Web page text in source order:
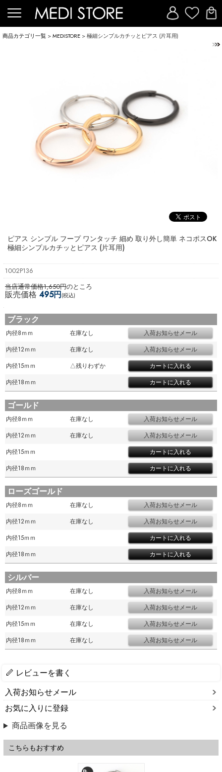
商品カテゴリ一覧 >MEDISTORE > 極細シンプルカチッとピアス (片耳用)
ピアス シンプル フープ ワンタッチ 細め 取り外し簡単 ネコポスOK
極細シンプルカチッとピアス (片耳用)
1002P136
当店通常価格1,650円のところ
販売価格 495円(税込)
ブラック
内径8ｍｍ
在庫なし
内径12ｍｍ
在庫なし
内径15ｍｍ
△残りわずか
内径18ｍｍ
ゴールド
内径8ｍｍ
在庫なし
内径12ｍｍ
在庫なし
内径15ｍｍ
内径18ｍｍ
ローズゴールド
内径8ｍｍ
在庫なし
内径12ｍｍ
在庫なし
内径15ｍｍ
内径18ｍｍ
シルバー
内径8ｍｍ
在庫なし
内径12ｍｍ
在庫なし
内径15ｍｍ
在庫なし
内径18ｍｍ
在庫なし
レビューを書く
入荷お知らせメール
お気に入りに登録
商品画像を見る
こちらもおすすめ